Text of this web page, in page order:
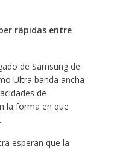
rápidas entre
de Samsung de
Ultra banda ancha
de
la forma en que
esperan que la